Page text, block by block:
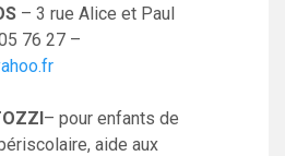
– 3 rue Alice et Paul
76 27 –
– pour enfants de
aide aux